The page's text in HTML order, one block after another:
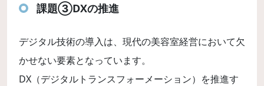
課題③DXの推進
デジタル技術の導入は、現代の美容室経営において欠
かせない要素となっています。
DX（デジタルトランスフォーメーション）を推進す